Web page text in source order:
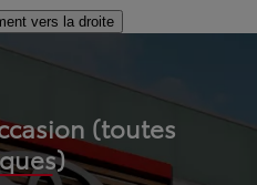
vers la droite
(toutes